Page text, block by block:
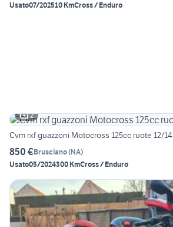
Usato07/202510 KmCross / Enduro
2
Cvm rxf guazzoni Motocross 125cc ruote 12/14
850 €Brusciano(NA)
Usato05/2024300 KmCross / Enduro